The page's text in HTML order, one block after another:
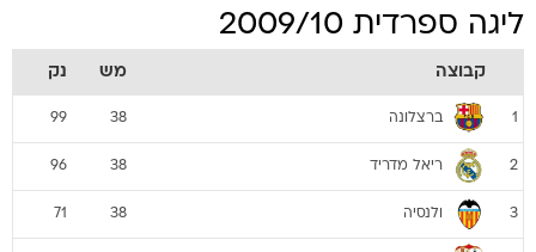
ליגה ספרדית 2009/10
קבוצה מש נק
1 ברצלונה 38
99
2 ריאל מדריד 38
96
3 ולנסיה 38
71